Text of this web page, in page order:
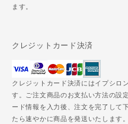
ます。
クレジットカード決済
クレジットカード決済にはイプシロ
す。ご注文商品のお支払い方法の設
ード情報を入力後、注文を完了して
たら速やかに商品を発送いたします。